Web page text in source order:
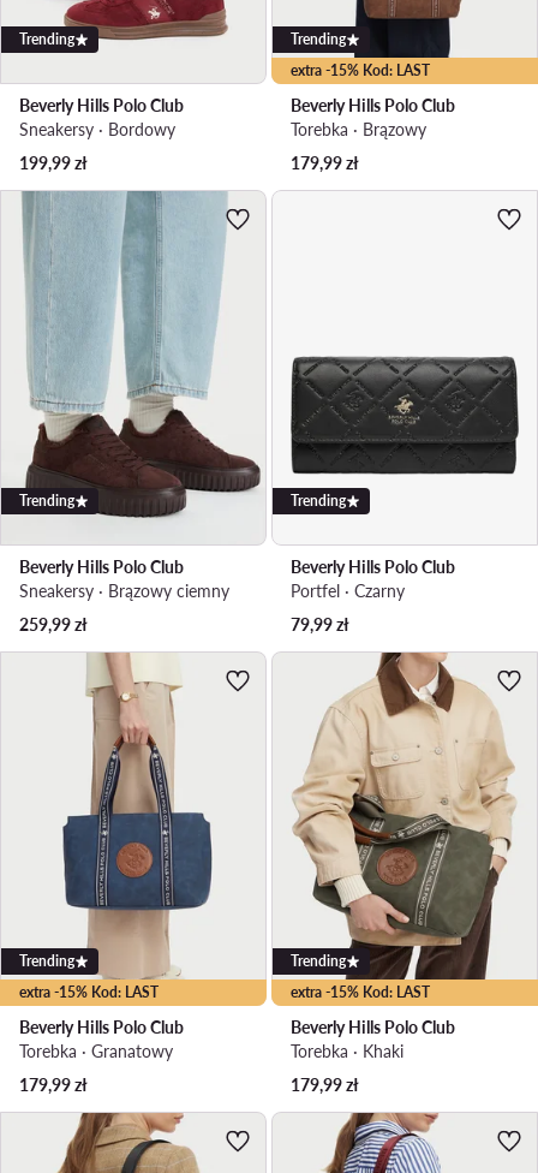
Trending
Beverly Hills Polo Club
Sneakersy · Bordowy
199,99zł
extra -15% Kod: LAST
Trending
Beverly Hills Polo Club
Torebka · Brązowy
179,99zł
Trending
Beverly Hills Polo Club
Sneakersy · Brązowy ciemny
259,99zł
Trending
Beverly Hills Polo Club
Portfel · Czarny
79,99zł
extra -15% Kod: LAST
Trending
Beverly Hills Polo Club
Torebka · Granatowy
179,99zł
extra -15% Kod: LAST
Trending
Beverly Hills Polo Club
Torebka · Khaki
179,99zł